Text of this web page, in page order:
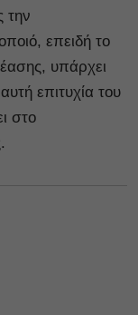
την
επειδή το
υπάρχει
επιτυχία του
στο